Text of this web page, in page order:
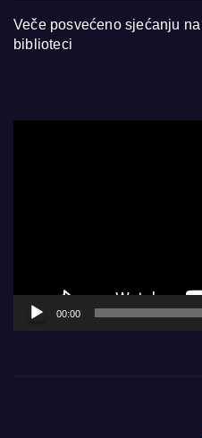
Veče posvećeno sjećanju
biblioteci
00:00